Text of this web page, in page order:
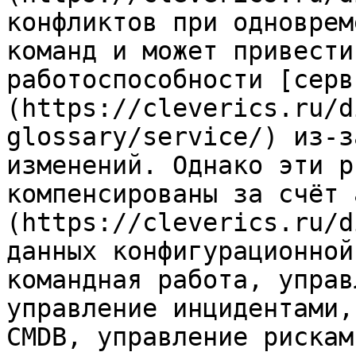
конфликтов при
команд и может
работоспособности
(https://cleverics.ru/
glossary/service/) из-за
изменений. Однако эти
компенсированы за
(https://cleverics.ru/
данных
командная работа,
управление
CMDB, управление